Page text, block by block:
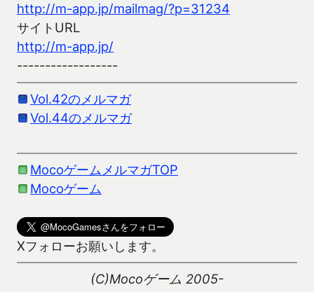
http://m-app.jp/mailmag/?p=31234
サイトURL
http://m-app.jp/
------------------
Vol.42のメルマガ
Vol.44のメルマガ
MocoゲームメルマガTOP
Mocoゲーム
Xフォローお願いします。
(C)Mocoゲーム 2005-